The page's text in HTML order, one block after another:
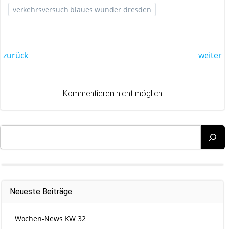
verkehrsversuch blaues wunder dresden
Post
navigation
zurück
navigation
weiter
Kommentieren nicht möglich
Neueste Beiträge
Wochen-News KW 32